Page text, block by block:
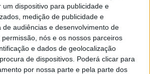
um dispositivo para publicidade e
medição de publicidade e
de audiências e desenvolvimento de
permissão, nós e os nossos parceiros
e dados de geolocalização
de dispositivos. Poderá clicar para
por nossa parte e pela parte dos
recordou, que é o conjunto de
o reflexo do Nuno nas pessoas que
da Federação, confessou que vai
que está a ler, sobre o presidente